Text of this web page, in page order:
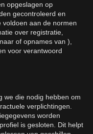
opgeslagen op
gecontroleerd en
aan de normen
over registratie,
of opnames van ),
voor verantwoord
we die nodig hebben om
verplichtingen.
worden
is gesloten. Dit helpt